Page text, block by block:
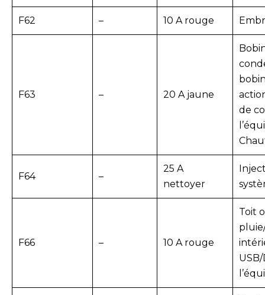
F62 – 10 A rouge
F63 – 20 A jaune
de
F64 –
25 A
nettoyer
F66 – 10 A rouge
Toit